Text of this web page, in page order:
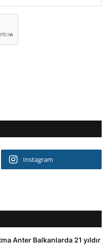
Instagram
Anter Balkanlarda 21 yıldır